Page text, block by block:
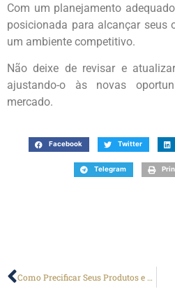
Com um planejamento
posicionada para alcançar seus
um ambiente competitivo.
Não deixe de revisar e
ajustando-o às novas
mercado.
Facebook Twitter
Telegram
Como Precificar Seus Produtos e Serviços de Forma Estratégica